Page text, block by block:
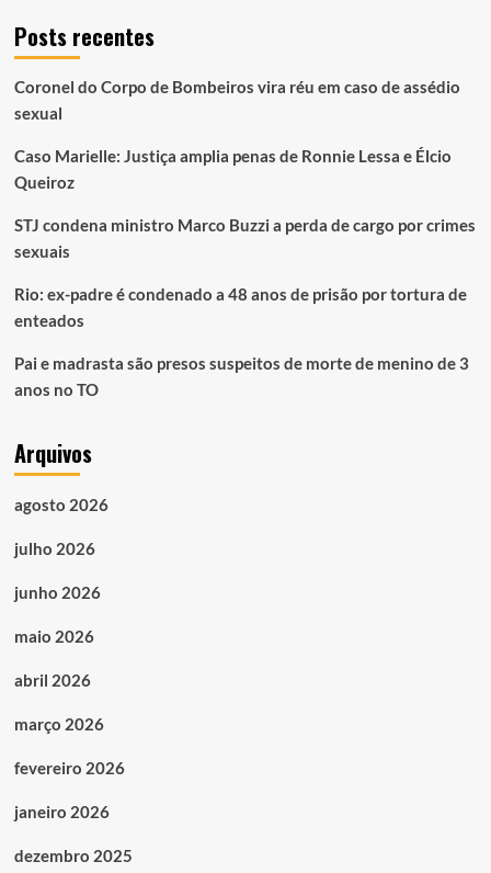
Posts recentes
Coronel do Corpo de Bombeiros vira réu em caso de assédio
sexual
Caso Marielle: Justiça amplia penas de Ronnie Lessa e Élcio
Queiroz
STJ condena ministro Marco Buzzi a perda de cargo por crimes
sexuais
Rio: ex-padre é condenado a 48 anos de prisão por tortura de
enteados
Pai e madrasta são presos suspeitos de morte de menino de 3
anos no TO
Arquivos
agosto 2026
julho 2026
junho 2026
maio 2026
abril 2026
março 2026
fevereiro 2026
janeiro 2026
dezembro 2025